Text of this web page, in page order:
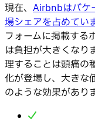
現在、 Airbnbはバケ
場シェアを占めてい
フォームに掲載する
は負担が大きくなり
理することは頭痛の
化が登場し、大きな
のような効果があり